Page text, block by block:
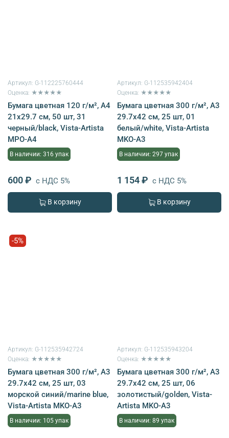
Артикул: G-112225760444
Оценка: ★★★★★
Бумага цветная 120 г/м², A4
21х29.7 см, 50 шт, 31
черный/black, Vista-Artista
MPO-A4
В наличии: 316 упак
600 ₽ с НДС 5%
В корзину
Артикул: G-112535942404
Оценка: ★★★★★
Бумага цветная 300 г/м², A3
29.7х42 см, 25 шт, 01
белый/white, Vista-Artista
MKO-A3
В наличии: 297 упак
1 154 ₽ с НДС 5%
В корзину
-5%
Артикул: G-112535942724
Оценка: ★★★★★
Бумага цветная 300 г/м², A3
29.7х42 см, 25 шт, 03
морской синий/marine blue,
Vista-Artista MKO-A3
В наличии: 105 упак
Артикул: G-112535943204
Оценка: ★★★★★
Бумага цветная 300 г/м², A3
29.7х42 см, 25 шт, 06
золотистый/golden, Vista-
Artista MKO-A3
В наличии: 89 упак